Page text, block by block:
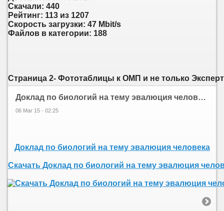
Скачали: 440
Рейтинг: 113 из 1207
Скорость загрузки: 47 Mbit/s
Файлов в категории: 188
Страница 2- Фототаблицы к ОМП и не только
Доклад по биологий на тему эвалюция человека
06 Mar 15 - 02:25
Доклад по биологий на тему эвалюция человека
Скачать Доклад по биологий на тему эвалюция